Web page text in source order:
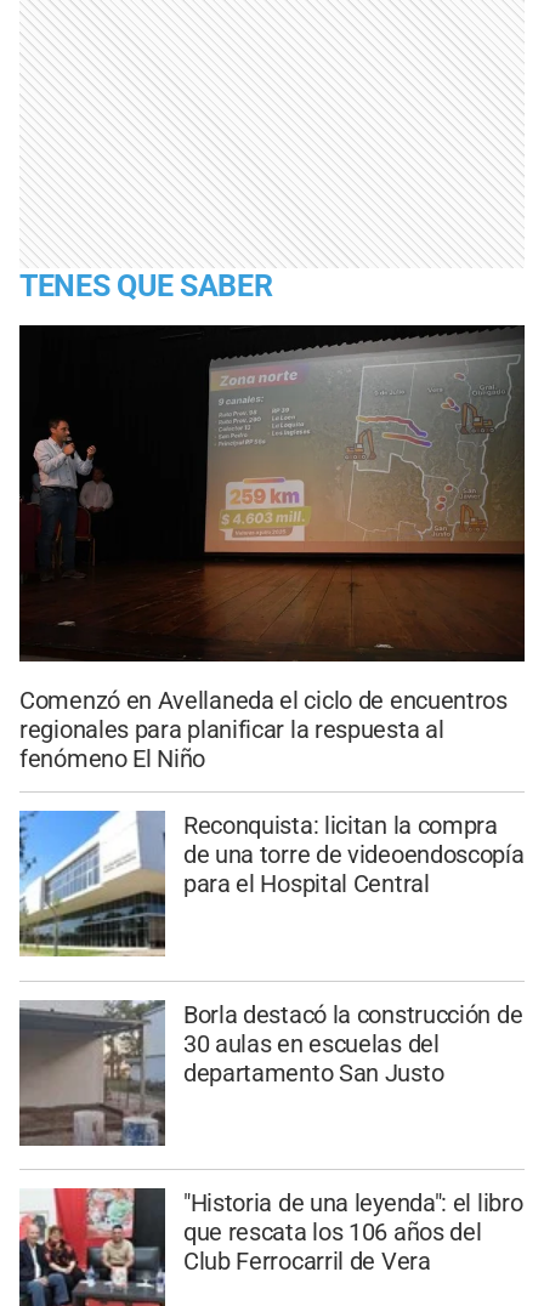
TENES QUE SABER
Comenzó en Avellaneda el ciclo de encuentros
regionales para planificar la respuesta al
fenómeno El Niño
Reconquista: licitan la compra
de una torre de videoendoscopía
para el Hospital Central
Borla destacó la construcción de
30 aulas en escuelas del
departamento San Justo
"Historia de una leyenda": el libro
que rescata los 106 años del
Club Ferrocarril de Vera